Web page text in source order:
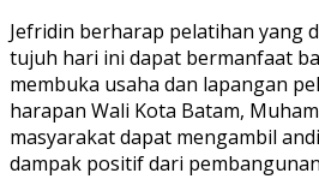
Jefridin berharap pelatihan yang
tujuh hari ini dapat bermanfaat
membuka usaha dan lapangan
harapan Wali Kota Batam,
masyarakat dapat mengambil
dampak positif dari